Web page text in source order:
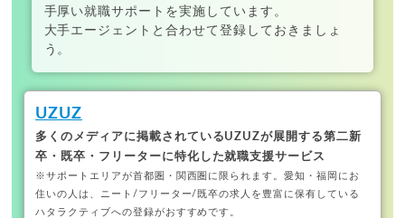
手厚い就職サポートを実施しています。
大手エージェントと合わせて登録しておきましょ
う。
UZUZ
多くのメディアに掲載されているUZUZが展開する第二新
卒・既卒・フリーターに特化した就職支援サービス
※サポートエリアが首都圏・関西圏に限られます。愛知・福岡にお
住いの人は、ニート/フリーター/既卒の求人を豊富に保有している
ハタラクティブへの登録がおすすめです。